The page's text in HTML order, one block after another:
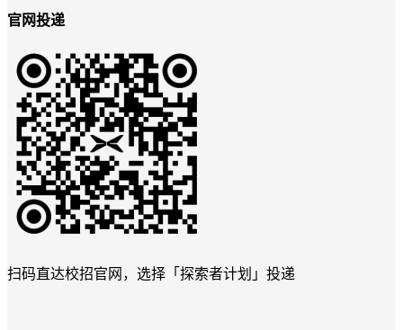
官网投递
扫码直达校招官网，选择「探索者计划」投递